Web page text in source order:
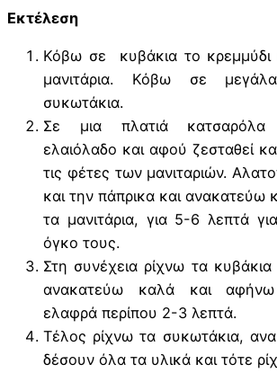
Εκτέλεση
Κόβω σε κυβάκια το κρεμμύδι
μανιτάρια. Κόβω σε
συκωτάκια.
Σε μια πλατιά κατσαρόλα
ελαιόλαδο και αφού ζεσταθεί
τις φέτες των μανιταριών.
και την πάπρικα και
τα μανιτάρια, για 5-6 λεπτά
όγκο τους.
Στη συνέχεια ρίχνω τα
ανακατεύω καλά και
ελαφρά περίπου 2-3 λεπτά.
Τέλος ρίχνω τα συκωτάκια,
δέσουν όλα τα υλικά και τότε